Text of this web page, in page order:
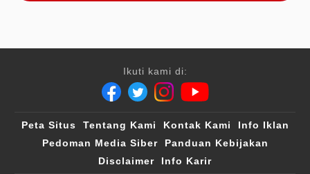
Ikuti kami di:
Peta Situs Tentang Kami Kontak Kami
Info Iklan
Pedoman Media Siber
Panduan Kebijakan
Disclaimer
Info Karir